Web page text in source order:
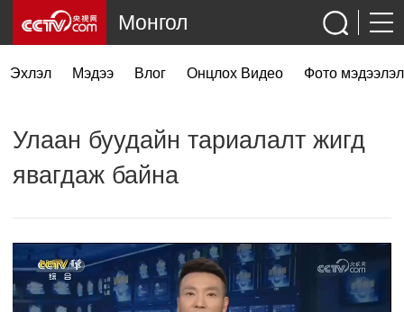
Эхлэл Мэдээ Влог Онцлох Видео Фото мэдээлэл
Монгол
Улаан буудайн тариалалт жигд
явагдаж байна